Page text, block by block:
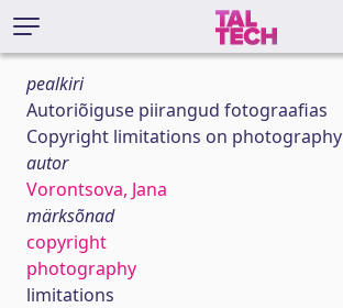
pealkiri
Autoriõiguse piirangud fotograafias
Copyright limitations on photography
autor
Vorontsova, Jana
märksõnad
copyright
photography
limitations